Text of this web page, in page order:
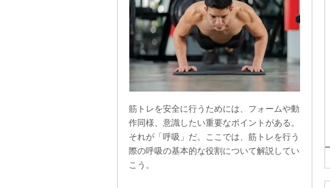
筋トレを安全に行うためには、フォームや動
作同様、意識したい重要なポイントがある。
それが「呼吸」だ。ここでは、筋トレを行う
際の呼吸の基本的な役割について解説してい
こう。